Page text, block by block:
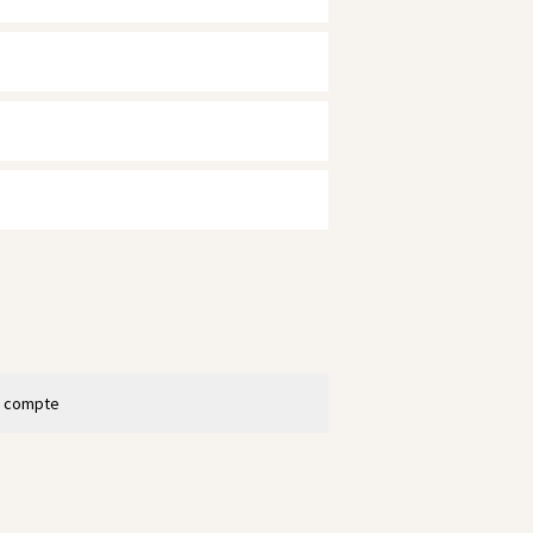
compte